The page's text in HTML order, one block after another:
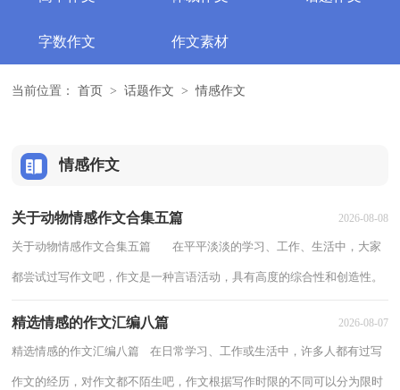
字数作文 作文素材
当前位置： 首页 > 话题作文 > 情感作文
情感作文
关于动物情感作文合集五篇 2026-08-08
关于动物情感作文合集五篇 在平平淡淡的学习、工作、生活中，大家
都尝试过写作文吧，作文是一种言语活动，具有高度的综合性和创造性。
精选情感的作文汇编八篇 2026-08-07
精选情感的作文汇编八篇 在日常学习、工作或生活中，许多人都有过写
作文的经历，对作文都不陌生吧，作文根据写作时限的不同可以分为限时